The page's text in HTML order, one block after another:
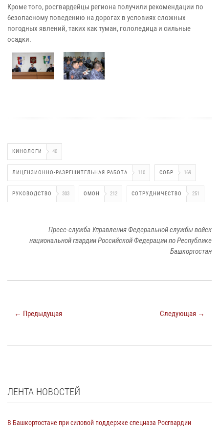
Кроме того, росгвардейцы региона получили рекомендации по
безопасному поведению на дорогах в условиях сложных
погодных явлений, таких как туман, гололедица и сильные
осадки.
КИНОЛОГИ 40
ЛИЦЕНЗИОННО-РАЗРЕШИТЕЛЬНАЯ РАБОТА 110 СОБР 169
РУКОВОДСТВО 303 ОМОН 212 СОТРУДНИЧЕСТВО 251
Пресс-служба Управления Федеральной службы войск
национальной гвардии Российской Федерации по Республике
Башкортостан
← Предыдущая Следующая →
ЛЕНТА НОВОСТЕЙ
В Башкортостане при силовой поддержке спецназа Росгвардии